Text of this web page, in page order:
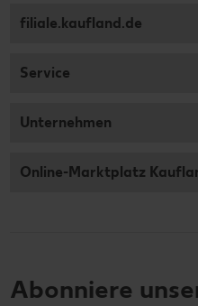
filiale.kaufland.de
Service
Unternehmen
Online-Marktplatz
Abonniere